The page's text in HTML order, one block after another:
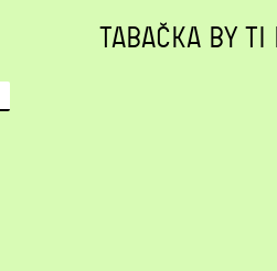
TABAČKA BY TI